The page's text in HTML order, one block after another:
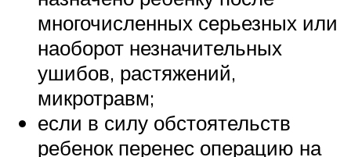
многочисленных серьезных или
наоборот незначительных
ушибов, растяжений,
микротравм;
если в силу обстоятельств
ребенок перенес операцию на